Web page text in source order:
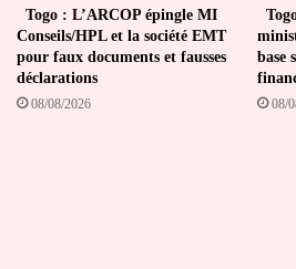
Togo : L’ARCOP épingle MI
Conseils/HPL et la société EMT
pour faux documents et fausses
déclarations
08/08/2026
base
08/